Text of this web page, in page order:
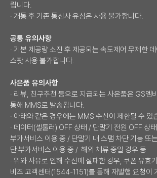
립니다.
· 개통 후 기존 통신사 유심은 사용 불가합니다.
공통 유의사항
· 기본 제공량 소진 후 제공되는 속도제어 무제한
스팟 사용 불가합니다.
사은품 유의사항
· 리뷰, 친구추천 등으로 지급되는 사은품은 GS엠
통해 MMS로 발송됩니다.
· 아래와 같은 경우에는 MMS 수신이 제한될 수 있
· 데이터(셀룰러) OFF 상태 / 단말기 전원 OFF 상
부가서비스 이용 중 / 단말기 내 스팸 차단 기능 또
단 부가서비스 이용 중 / 해외 체류 중일 경우 등
· 위와 사유로 인해 수신에 실패한 경우, 쿠폰 유효
비즈 고객센터(1544-1151)를 통해 재발행 요청이